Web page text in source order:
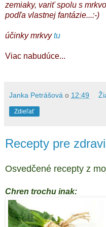
zemiaky, variť spolu s
podľa vlastnej fantázie...:-)
účinky mrkvytu
Viac nabudúce...
Janka Petrášová o 12:49
Zdieľať
Recepty pre
Osvedčené recepty z
Chren trochu inak: